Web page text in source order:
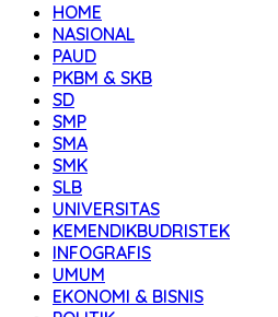
HOME
NASIONAL
PAUD
PKBM & SKB
SD
SMP
SMA
SMK
SLB
UNIVERSITAS
KEMENDIKBUDRISTEK
INFOGRAFIS
UMUM
EKONOMI & BISNIS